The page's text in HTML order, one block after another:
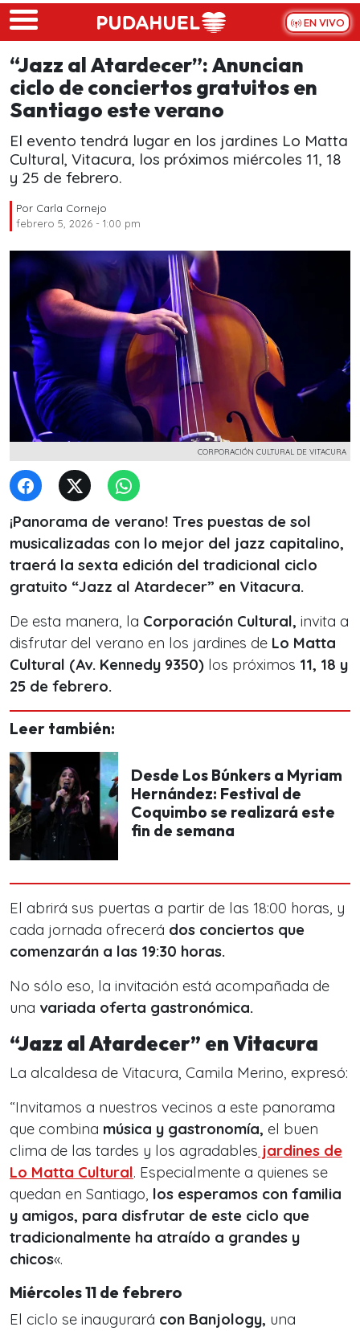
Skip to main content
EN VIVO
“Jazz al Atardecer”: Anuncian
ciclo de conciertos gratuitos en
Santiago este verano
El evento tendrá lugar en los jardines Lo Matta
Cultural, Vitacura, los próximos miércoles 11, 18
y 25 de febrero.
Por Carla Cornejo
febrero 5, 2026 - 1:00 pm
CORPORACIÓN CULTURAL DE VITACURA
¡Panorama de verano! Tres puestas de sol
musicalizadas con lo mejor del jazz capitalino,
traerá la sexta edición del tradicional ciclo
gratuito “Jazz al Atardecer” en Vitacura.
De esta manera, la Corporación Cultural, invita a
disfrutar del verano en los jardines de Lo Matta
Cultural (Av. Kennedy 9350) los próximos 11, 18 y
25 de febrero.
Leer también:
Desde Los Búnkers a Myriam
Hernández: Festival de
Coquimbo se realizará este
fin de semana
El abrirá sus puertas a partir de las 18:00 horas, y
cada jornada ofrecerá dos conciertos que
comenzarán a las 19:30 horas.
No sólo eso, la invitación está acompañada de
una variada oferta gastronómica.
“Jazz al Atardecer” en Vitacura
La alcaldesa de Vitacura, Camila Merino, expresó:
“Invitamos a nuestros vecinos a este panorama
que combina música y gastronomía, el buen
clima de las tardes y los agradables jardines de
Lo Matta Cultural. Especialmente a quienes se
quedan en Santiago, los esperamos con familia
y amigos, para disfrutar de este ciclo que
tradicionalmente ha atraído a grandes y
chicos«.
Miércoles 11 de febrero
El ciclo se inaugurará con Banjology, una